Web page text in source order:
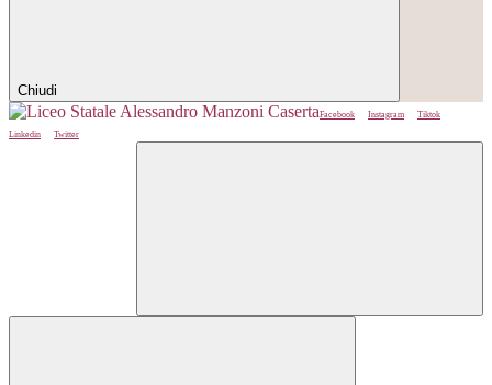
Chiudi
Facebook Instagram
Tiktok
Linkedin
Twitter